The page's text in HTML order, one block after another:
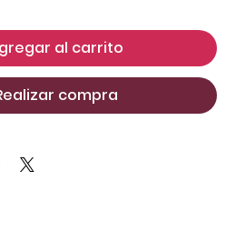
al carrito
compra